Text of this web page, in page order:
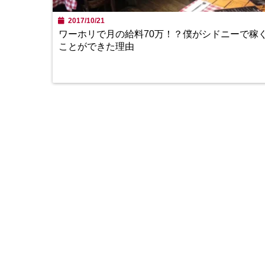
2017/10/21
ワーホリで月の給料70万！？僕がシドニーで稼
ことができた理由